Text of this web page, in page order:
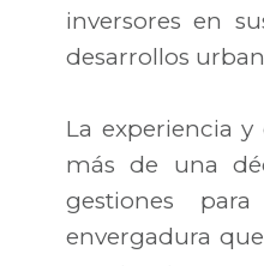
inversores en
desarrollos
La experiencia
más de una
gestiones
envergadura